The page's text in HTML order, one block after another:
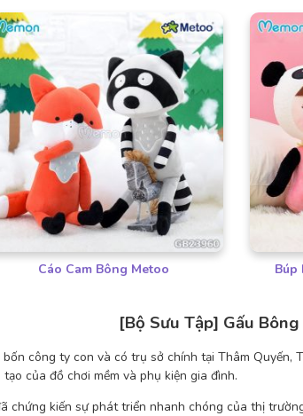
Cáo Cam Bông Metoo Búp
[Bộ Sưu Tập] Gấu
công ty con và có trụ sở chính tại Thâm
của đồ chơi mềm và phụ kiện gia đình.
chứng kiến ​sự phát triển nhanh chóng của thị